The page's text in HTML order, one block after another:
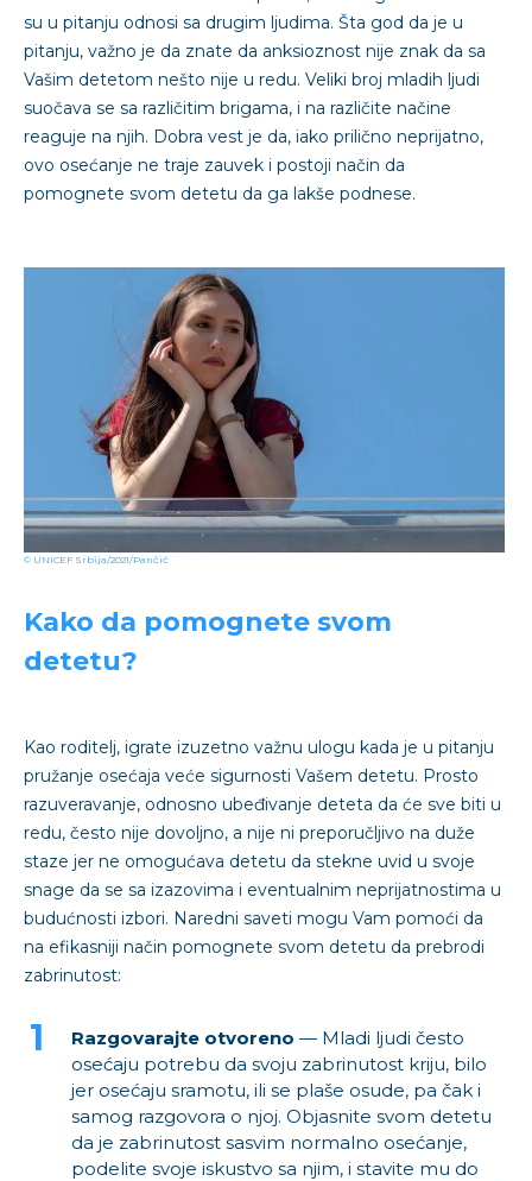
su u pitanju odnosi sa drugim ljudima. Šta god da je u
pitanju, važno je da znate da anksioznost nije znak da sa
Vašim detetom nešto nije u redu. Veliki broj mladih ljudi
suočava se sa različitim brigama, i na različite načine
reaguje na njih. Dobra vest je da, iako prilično neprijatno,
ovo osećanje ne traje zauvek i postoji način da
pomognete svom detetu da ga lakše podnese.
© UNICEF Srbija/2021/Pančić
Kako da pomognete svom
detetu?
Kao roditelj, igrate izuzetno važnu ulogu kada je u pitanju
pružanje osećaja veće sigurnosti Vašem detetu. Prosto
razuveravanje, odnosno ubeđivanje deteta da će sve biti u
redu, često nije dovoljno, a nije ni preporučljivo na duže
staze jer ne omogućava detetu da stekne uvid u svoje
snage da se sa izazovima i eventualnim neprijatnostima u
budućnosti izbori. Naredni saveti mogu Vam pomoći da
na efikasniji način pomognete svom detetu da prebrodi
zabrinutost:
Razgovarajte otvoreno — Mladi ljudi često
osećaju potrebu da svoju zabrinutost kriju, bilo
jer osećaju sramotu, ili se plaše osude, pa čak i
samog razgovora o njoj. Objasnite svom detetu
da je zabrinutost sasvim normalno osećanje,
podelite svoje iskustvo sa njim, i stavite mu do